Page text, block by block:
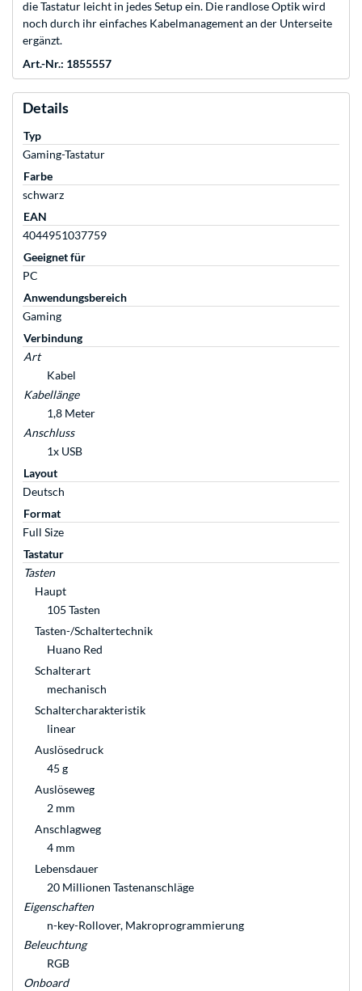
die Tastatur leicht in jedes Setup ein. Die randlose Optik wird
noch durch ihr einfaches Kabelmanagement an der Unterseite
ergänzt.
Art.-Nr.: 1855557
Details
Typ
Gaming-Tastatur
Farbe
schwarz
EAN
4044951037759
Geeignet für
PC
Anwendungsbereich
Gaming
Verbindung
Art
Kabel
Kabellänge
1,8 Meter
Anschluss
1x USB
Layout
Deutsch
Format
Full Size
Tastatur
Tasten
Haupt
105 Tasten
Tasten-/Schaltertechnik
Huano Red
Schalterart
mechanisch
Schaltercharakteristik
linear
Auslösedruck
45 g
Auslöseweg
2 mm
Anschlagweg
4 mm
Lebensdauer
20 Millionen Tastenanschläge
Eigenschaften
n-key-Rollover, Makroprogrammierung
Beleuchtung
RGB
Onboard